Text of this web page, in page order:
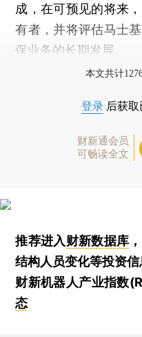
成，在可预见的将来
有者，并将评估马士
保业务的长期发展。
本文共计
登录 后获
财新通会员
可畅读全文
推荐进入财新数据库
结构人员变化等投资信
财新机器人产业指数
态